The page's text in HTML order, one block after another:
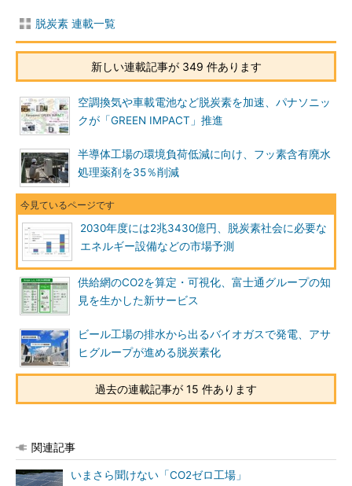
脱炭素 連載一覧
新しい連載記事が 349 件あります
空調換気や車載電池など脱炭素を加速、パナソニッ
クが「GREEN IMPACT」推進
半導体工場の環境負荷低減に向け、フッ素含有廃水
処理薬剤を35％削減
2030年度には2兆3430億円、脱炭素社会に必要な
エネルギー設備などの市場予測
供給網のCO2を算定・可視化、富士通グループの知
見を生かした新サービス
ビール工場の排水から出るバイオガスで発電、アサ
ヒグループが進める脱炭素化
過去の連載記事が 15 件あります
関連記事
いまさら聞けない「CO2ゼロ工場」